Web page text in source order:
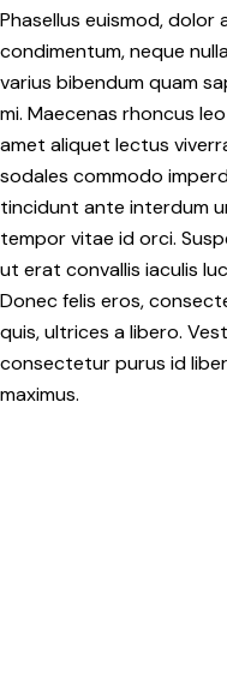
Phasellus euismod,
condimentum, neque
varius bibendum quam
mi. Maecenas rhoncus
amet aliquet lectus
sodales commodo
tincidunt ante interdum
tempor vitae id orci.
ut erat convallis iaculis
Donec felis eros,
quis, ultrices a libero.
consectetur purus id
maximus.